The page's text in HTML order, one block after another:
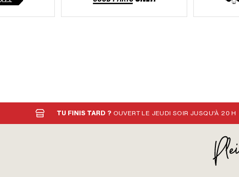
TU FINIS TARD ? OUVERT LE JEUDI SOIR JUSQU'À 20 H